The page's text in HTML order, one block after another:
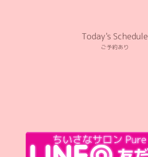
Today's Schedule
ご予約あり